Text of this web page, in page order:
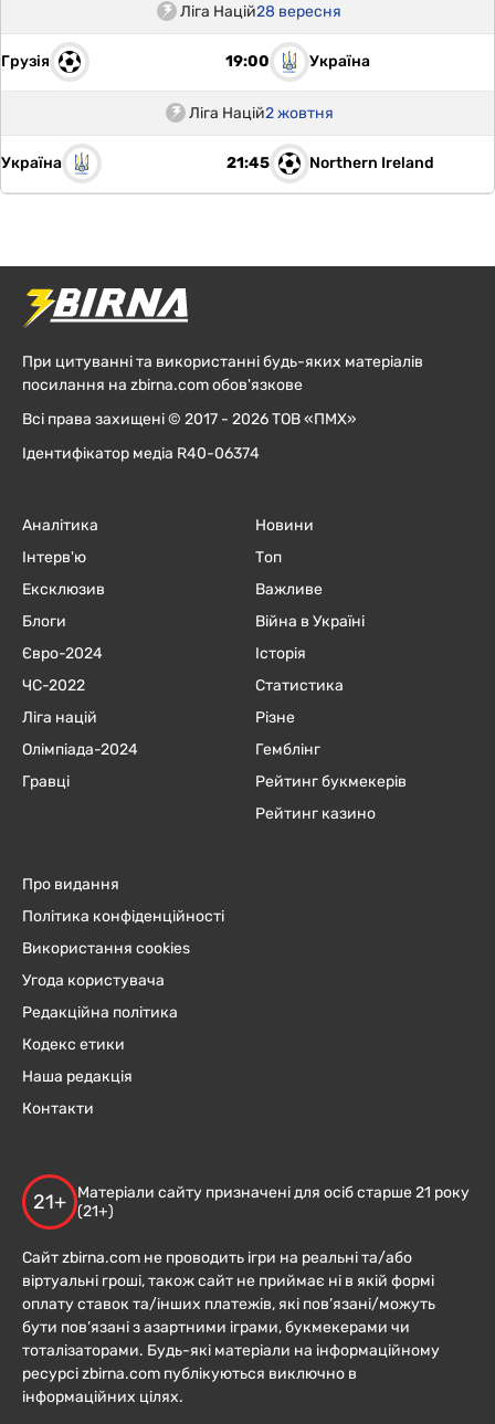
Ліга Націй28 вересня
Грузія 19:00 Україна
Ліга Націй2 жовтня
Україна 21:45 Northern Ireland
При цитуванні та використанні будь-яких матеріалів
посилання на zbirna.com обов'язкове
Всі права захищені © 2017 - 2026 ТОВ «ПМХ»
Ідентифікатор медіа R40-06374
Аналітика
Інтерв'ю
Ексклюзив
Блоги
Євро-2024
ЧC-2022
Ліга націй
Олімпіада-2024
Гравці
Новини
Топ
Важливе
Війна в Україні
Історія
Статистика
Різне
Гемблінг
Рейтинг букмекерів
Рейтинг казино
Про видання
Політика конфіденційності
Використання cookies
Угода користувача
Редакційна політика
Кодекс етики
Наша редакція
Контакти
21+
Матеріали сайту призначені для осіб старше 21 року
(21+)
Сайт zbirna.com не проводить ігри на реальні та/або
віртуальні гроші, також сайт не приймає ні в якій формі
оплату ставок та/інших платежів, які пов’язані/можуть
бути пов’язані з азартними іграми, букмекерами чи
тоталізаторами. Будь-які матеріали на інформаційному
ресурсі zbirna.com публікуються виключно в
інформаційних цілях.